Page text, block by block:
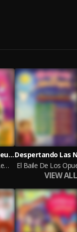
Despertando Las Neuronas
Saludo en Distintas Lenguas, Pueblos Originarios de Chile
VIEW ALL